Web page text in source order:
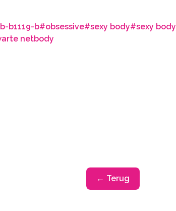
b1119-b#obsessive#sexy body#sexy body
netbody
← Terug